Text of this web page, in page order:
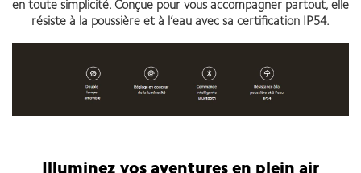
en toute simplicité. Conçue pour vous accompagner partout, elle
résiste à la poussière et à l’eau avec sa certification IP54.